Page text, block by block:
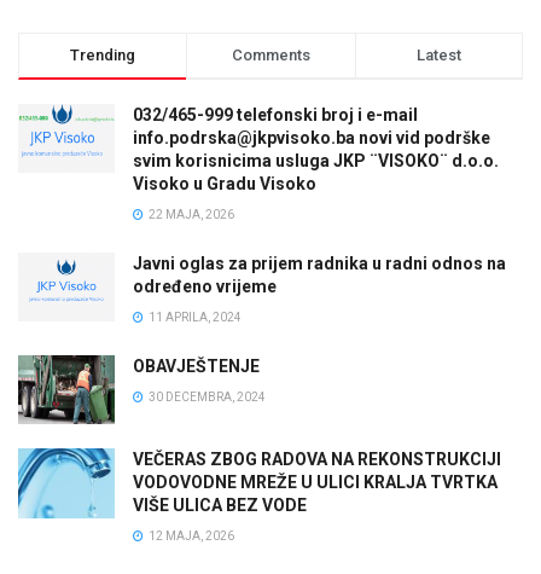
Trending Comments Latest
032/465-999 telefonski broj i e-mail
info.podrska@jkpvisoko.ba novi vid podrške
svim korisnicima usluga JKP ¨VISOKO¨ d.o.o.
Visoko u Gradu Visoko
22 MAJA, 2026
Javni oglas za prijem radnika u radni odnos na
određeno vrijeme
11 APRILA, 2024
OBAVJEŠTENJE
30 DECEMBRA, 2024
VEČERAS ZBOG RADOVA NA REKONSTRUKCIJI
VODOVODNE MREŽE U ULICI KRALJA TVRTKA
VIŠE ULICA BEZ VODE
12 MAJA, 2026